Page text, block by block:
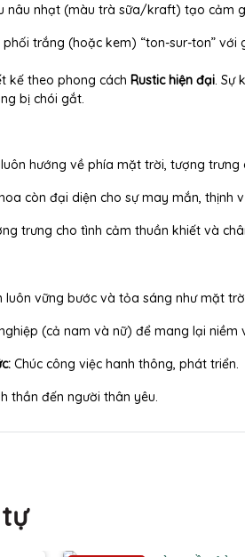
nâu nhạt (màu trà sữa/kraft) tạo cảm
trắng (hoặc kem) “ton-sur-ton” với
kế theo phong cách Rustic hiện đại .
bị chói gắt.
hướng về phía mặt trời, tượng
còn đại diện cho sự may mắn, thịnh
trưng cho tình cảm thuần khiết và
luôn vững bước và tỏa sáng như mặt
(cả nam và nữ) để mang lại niềm
Chúc công việc hanh thông, phát triển.
thần đến người thân yêu.